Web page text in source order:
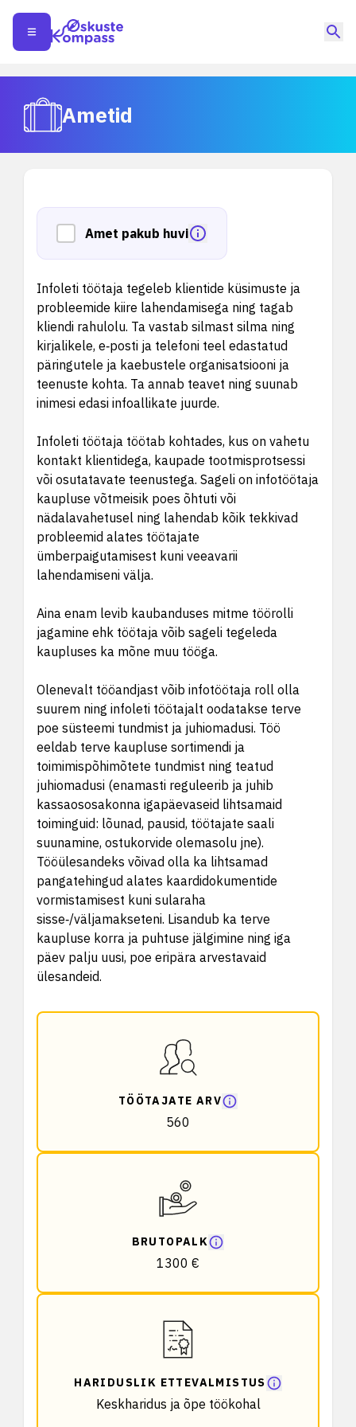
Ametid
Amet pakub huvi
Infoleti töötaja tegeleb klientide küsimuste ja
probleemide kiire lahendamisega ning tagab
kliendi rahulolu. Ta vastab silmast silma ning
kirjalikele, e‑posti ja telefoni teel edastatud
päringutele ja kaebustele organisatsiooni ja
teenuste kohta. Ta annab teavet ning suunab
inimesi edasi infoallikate juurde.
Infoleti töötaja töötab kohtades, kus on vahetu
kontakt klientidega, kaupade tootmisprotsessi
või osutatavate teenustega. Sageli on infotöötaja
kaupluse võtmeisik poes õhtuti või
nädalavahetusel ning lahendab kõik tekkivad
probleemid alates töötajate
ümberpaigutamisest kuni veeavarii
lahendamiseni välja.
Aina enam levib kaubanduses mitme töörolli
jagamine ehk töötaja võib sageli tegeleda
kaupluses ka mõne muu tööga.
Olenevalt tööandjast võib infotöötaja roll olla
suurem ning infoleti töötajalt oodatakse terve
poe süsteemi tundmist ja juhiomadusi. Töö
eeldab terve kaupluse sortimendi ja
toimimispõhimõtete tundmist ning teatud
juhiomadusi (enamasti reguleerib ja juhib
kassaososakonna igapäevaseid lihtsamaid
toiminguid: lõunad, pausid, töötajate saali
suunamine, ostukorvide olemasolu jne).
Tööülesandeks võivad olla ka lihtsamad
pangatehingud alates kaardidokumentide
vormistamisest kuni sularaha
sisse‑/väljamakseteni. Lisandub ka terve
kaupluse korra ja puhtuse jälgimine ning iga
päev palju uusi, poe eripära arvestavaid
ülesandeid.
TÖÖTAJATE ARV
560
BRUTOPALK
1300 €
HARIDUSLIK ETTEVALMISTUS
Keskharidus ja õpe töökohal